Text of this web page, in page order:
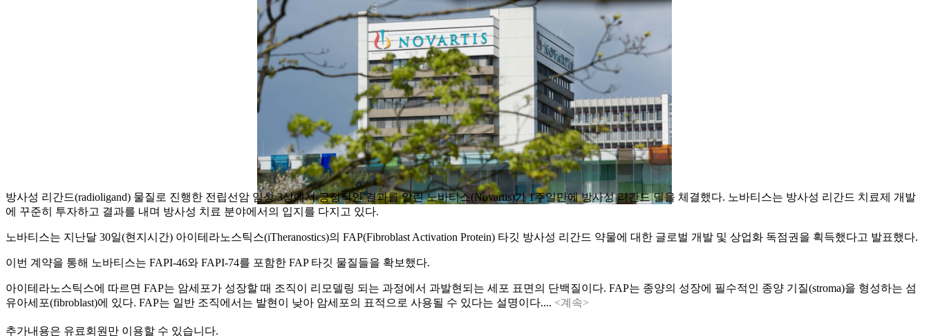
방사성 리간드(radioligand) 물질로 진행한 전립선암 임상 3상에서 긍정적인 결과를 알린 노바티스(Novartis)가 1주일만에 방사성 리간드 딜을 체결했다. 노바티스는 방사성 리간드 치료제 개발
에 꾸준히 투자하고 결과를 내며 방사성 치료 분야에서의 입지를 다지고 있다.
노바티스는 지난달 30일(현지시간) 아이테라노스틱스(iTheranostics)의 FAP(Fibroblast Activation Protein) 타깃 방사성 리간드 약물에 대한 글로벌 개발 및 상업화 독점권을 획득했다고 발표했다.
이번 계약을 통해 노바티스는 FAPI-46와 FAPI-74를 포함한 FAP 타깃 물질들을 확보했다.
아이테라노스틱스에 따르면 FAP는 암세포가 성장할 때 조직이 리모델링 되는 과정에서 과발현되는 세포 표면의 단백질이다. FAP는 종양의 성장에 필수적인 종양 기질(stroma)을 형성하는 섬
유아세포(fibroblast)에 있다. FAP는 일반 조직에서는 발현이 낮아 암세포의 표적으로 사용될 수 있다는 설명이다.... <계속>
추가내용은 유료회원만 이용할 수 있습니다.